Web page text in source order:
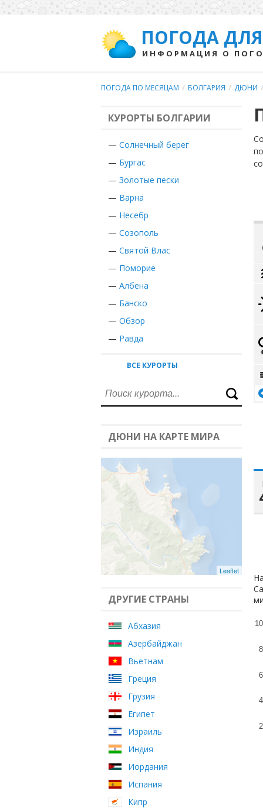
ПОГОДА
ИНФОРМАЦИЯ О
ПОГОДА ПО МЕСЯЦАМ / БОЛГАРИЯ / ДЮНИ /
КУРОРТЫ БОЛГАРИИ
— Солнечный берег
— Бургас
— Золотые пески
— Варна
— Несебр
— Созополь
— Святой Влас
— Поморие
— Албена
— Банско
— Обзор
— Равда
ВСЕ КУРОРТЫ
ДЮНИ НА КАРТЕ МИРА
Leaflet
ДРУГИЕ СТРАНЫ
Абхазия
Азербайджан
Вьетнам
Греция
Грузия
Египет
Израиль
Индия
Иордания
Испания
Кипр